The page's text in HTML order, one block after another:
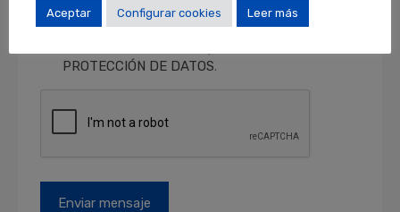
como acceder, rectificar y suprimir sus datos y
otros derechos en locales@locales.barcelona.
PROTECCIÓN DE DATOS.
Aceptar Configurar cookies Leer más